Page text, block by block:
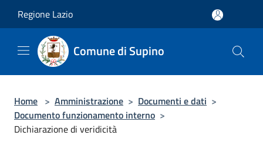
Regione Lazio
Comune di Supino
Home > Amministrazione > Documenti e dati >
Documento funzionamento interno >
Dichiarazione di veridicità